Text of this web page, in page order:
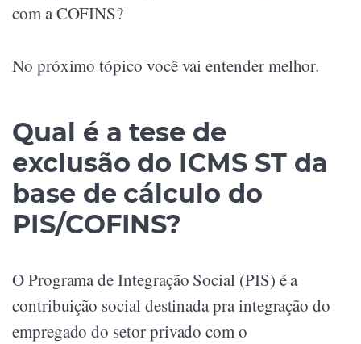
com a COFINS?
No próximo tópico você vai entender melhor.
Qual é a tese de
exclusão do ICMS ST da
base de cálculo do
PIS/COFINS?
O Programa de Integração Social (PIS) é a
contribuição social destinada pra integração do
empregado do setor privado com o